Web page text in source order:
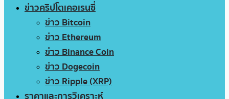
ข่าวคริปโตเคอเรนซี่
ข่าว Bitcoin
ข่าว Ethereum
ข่าว Binance Coin
ข่าว Dogecoin
ข่าว Ripple (XRP)